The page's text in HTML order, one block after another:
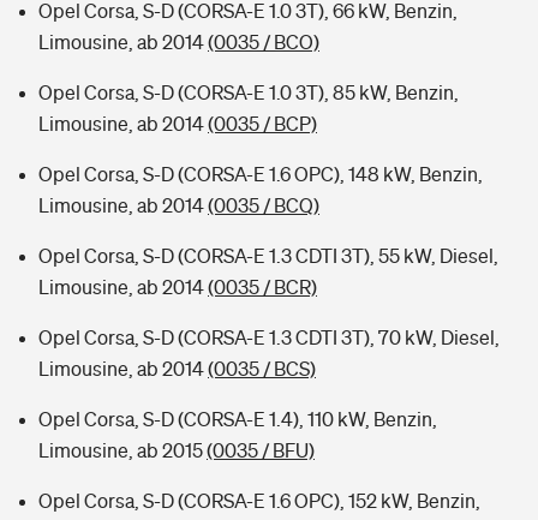
Opel Corsa, S-D (CORSA-E 1.0 3T), 66 kW, Benzin,
Limousine, ab 2014(0035 / BCO)
Opel Corsa, S-D (CORSA-E 1.0 3T), 85 kW, Benzin,
Limousine, ab 2014(0035 / BCP)
Opel Corsa, S-D (CORSA-E 1.6 OPC), 148 kW, Benzin,
Limousine, ab 2014(0035 / BCQ)
Opel Corsa, S-D (CORSA-E 1.3 CDTI 3T), 55 kW, Diesel,
Limousine, ab 2014(0035 / BCR)
Opel Corsa, S-D (CORSA-E 1.3 CDTI 3T), 70 kW, Diesel,
Limousine, ab 2014(0035 / BCS)
Opel Corsa, S-D (CORSA-E 1.4), 110 kW, Benzin,
Limousine, ab 2015(0035 / BFU)
Opel Corsa, S-D (CORSA-E 1.6 OPC), 152 kW, Benzin,